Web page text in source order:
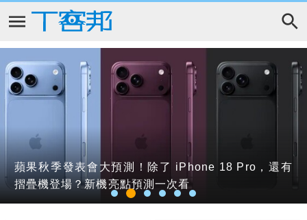
Codex、Work、Chat到底該選誰？OpenAI 總裁坦承
ChatGPT 目前程式介面混亂：未來用戶將不用區分
蘋果秋季發表會大預測！除了 iPhone 18 Pro，還有
摺疊機登場？新機亮點預測一次看
6,680 萬畫素結合 30fps 高速連拍與進化的 AI 對焦！
攝影師陳承光透過 Sony α7R VI 顛覆飛羽攝影的遊戲
規則
Sony 電視評價好嗎？解析 BRAVIA 畫質優勢與 True
RGB 技術
微軟承認 Windows 11 換機潮主因不是 AI PC，而是
Windows 10 停止支援
EZ WAY竟是私人企業開發、蒐集個資還要收錢？關
務署長親上火線澄清三大質疑，沒App其實還能用這
招報關